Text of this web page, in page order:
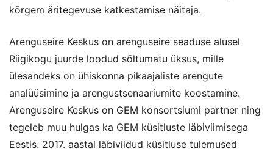
kõrgem äritegevuse katkestamise näitaja.
Arenguseire Keskus on arenguseire seaduse alusel
Riigikogu juurde loodud sõltumatu üksus, mille
ülesandeks on ühiskonna pikaajaliste arengute
analüüsimine ja arengustsenaariumite koostamine.
Arenguseire Keskus on GEM konsortsiumi partner ning
tegeleb muu hulgas ka GEM küsitluste läbiviimisega
Eestis. 2017. aastal läbiviidud küsitluse tulemused